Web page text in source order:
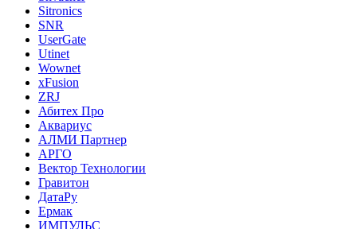
Sitronics
SNR
UserGate
Utinet
Wownet
xFusion
ZRJ
Абитех Про
Аквариус
АЛМИ Партнер
АРГО
Вектор Технологии
Гравитон
ДатаРу
Ермак
ИМПУЛЬС